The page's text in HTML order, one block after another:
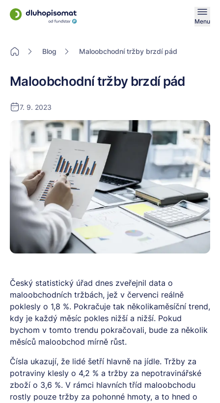
Menu
Blog Maloobchodní tržby brzdí pád
7. 9. 2023
Maloobchodní tržby brzdí pád
Český statistický úřad dnes zveřejnil data o
maloobchodních tržbách, jež v červenci reálně
poklesly o 1,8 %. Pokračuje tak několikaměsíční trend,
kdy je každý měsíc pokles nižší a nižší. Pokud
bychom v tomto trendu pokračovali, bude za několik
měsíců maloobchod mírně růst.
Čísla ukazují, že lidé šetří hlavně na jídle. Tržby za
potraviny klesly o 4,2 % a tržby za nepotravinářské
zboží o 3,6 %. V rámci hlavních tříd maloobchodu
rostly pouze tržby za pohonné hmoty, a to hned o